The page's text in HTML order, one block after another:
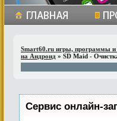
Smart60.ru игры, программы и
на Андроид » SD Maid -
Сервис онлайн-